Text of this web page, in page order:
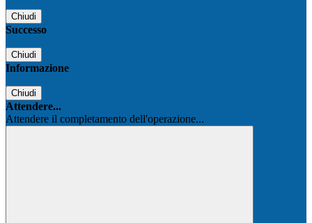
Chiudi
Successo
Chiudi
Informazione
Chiudi
Attendere...
Attendere il completamento dell'operazione...